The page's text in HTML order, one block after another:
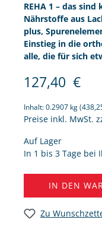
REHA 1 – das
Nährstoffe aus
plus,
Einstieg in die
alle, die für sich
127,40 €
Inhalt:0.2907 kg
Preise inkl. MwSt.
Auf Lager
In 1 bis 3 Tage bei
IN DEN
Zu